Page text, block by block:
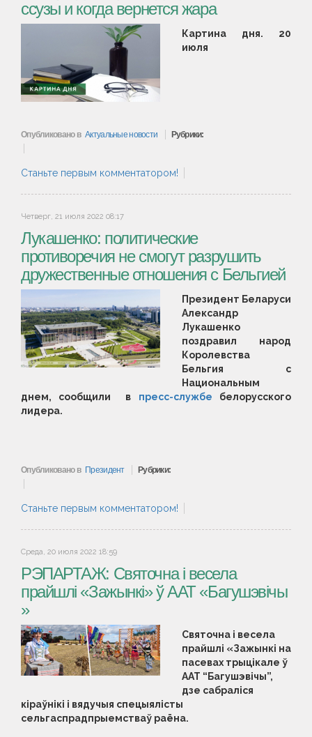
ссузы и когда вернется жара
Картина дня. 20
июля
Опубликовано в Актуальные новости Рубрики:
Станьте первым комментатором!
Четверг, 21 июля 2022 08:17
Лукашенко: политические
противоречия не смогут разрушить
дружественные отношения с Бельгией
Президент Беларуси
Александр
Лукашенко
поздравил народ
Королевства
Бельгия с
Национальным
днем, сообщили в пресс-службе белорусского
лидера.
Опубликовано в Президент Рубрики:
Станьте первым комментатором!
Среда, 20 июля 2022 18:59
РЭПАРТАЖ: Святочна і весела
прайшлі «Зажынкі» ў ААТ «Багушэвічы
»
Святочна і весела
прайшлі «Зажынкі на
пасевах трыцікале ў
ААТ “Багушэвічы”,
дзе сабраліся
кіраўнікі і вядучыя спецыялісты
сельгаспрадпрыемстваў раёна.